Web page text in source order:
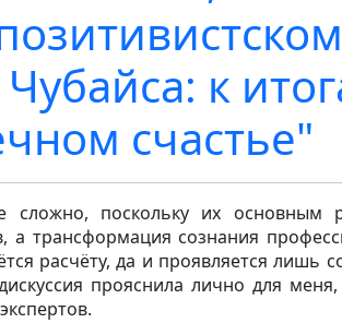
к
счастье"
сложно, поскольку их основным
а трансформация сознания
расчёту, да и проявляется лишь
прояснила лично для